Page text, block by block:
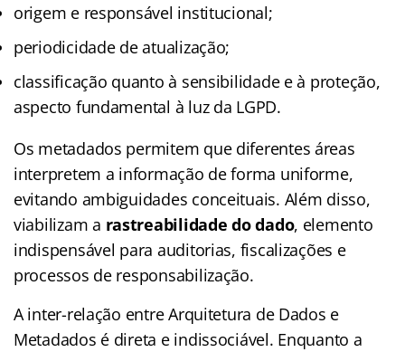
origem e responsável institucional;
periodicidade de atualização;
classificação quanto à sensibilidade e à proteção,
aspecto fundamental à luz da LGPD.
Os metadados permitem que diferentes áreas
interpretem a informação de forma uniforme,
evitando ambiguidades conceituais. Além disso,
viabilizam a rastreabilidade do dado, elemento
indispensável para auditorias, fiscalizações e
processos de responsabilização.
A inter-relação entre Arquitetura de Dados e
Metadados é direta e indissociável. Enquanto a